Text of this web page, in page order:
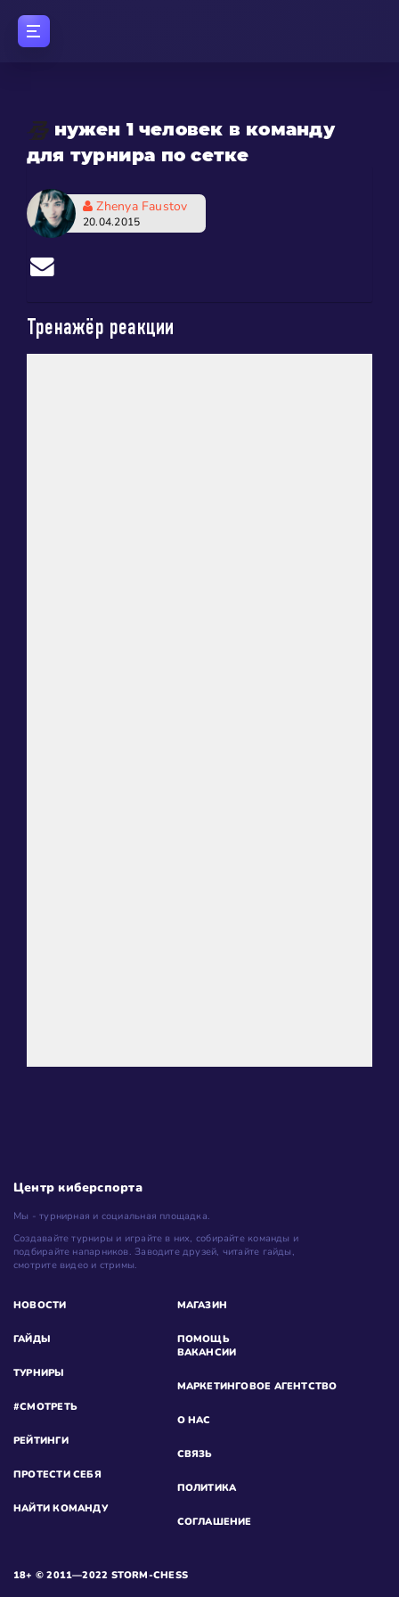
нужен 1 человек в команду
для турнира по сетке
Zhenya Faustov
20.04.2015
Тренажёр реакции
Центр киберспорта
Мы - турнирная и социальная площадка.
Создавайте турниры и играйте в них, собирайте команды и
подбирайте напарников. Заводите друзей, читайте гайды,
смотрите видео и стримы.
НОВОСТИ
ГАЙДЫ
ТУРНИРЫ
#СМОТРЕТЬ
РЕЙТИНГИ
ПРОТЕСТИ СЕБЯ
НАЙТИ КОМАНДУ
МАГАЗИН
ПОМОЩЬ
ВАКАНСИИ
МАРКЕТИНГОВОЕ АГЕНТСТВО
О НАС
СВЯЗЬ
ПОЛИТИКА
СОГЛАШЕНИЕ
18+ © 2011—2022 STORM-CHESS